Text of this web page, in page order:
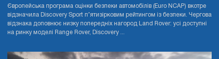
Європейська програма оцінки безпеки автомобілів (Euro NCAP) вкотре
відзначила Discovery Sport п’ятизірковим рейтингом із безпеки. Чергова
відзнака доповнює низку попередніх нагород Land Rover: усі доступні
на ринку моделі Range Rover, Discovery ...